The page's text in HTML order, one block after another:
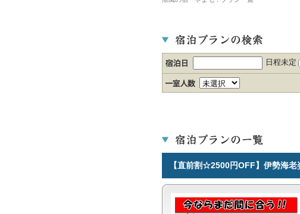
日程未定
【直前割☆2500円OFF】伊勢海